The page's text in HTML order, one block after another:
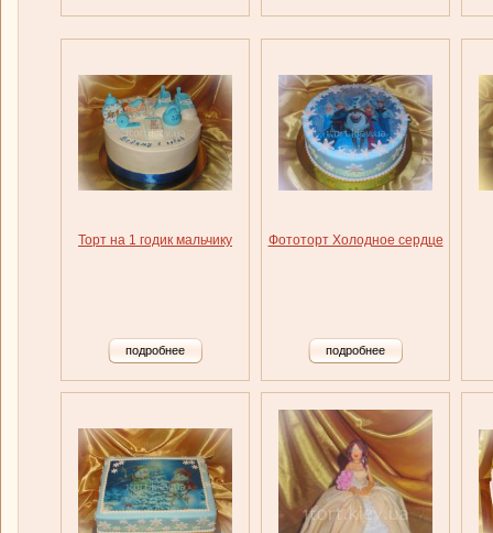
Торт на 1 годик мальчику
подробнее
Фототорт Холодное сердце
подробнее